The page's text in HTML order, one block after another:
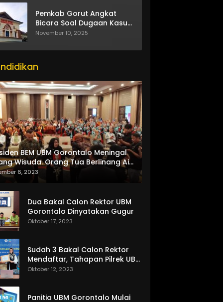
Pemkab Gorut Angkat
Bicara Soal Dugaan Kasus
Asusila Oknum ASN
November 10, 2025
BEM UBM Gorontalo Meningal
Wisuda. Orang Tua Berlinang Air
Menerima SKL dan Pemasangan
6, 2023
Dua Bakal Calon Rektor UBM
Gorontalo Dinyatakan Gugur
Oktober 17, 2023
Sudah 3 Bakal Calon Rektor
Mendaftar, Tahapan Pilrek UBM
Gorontalo Makin Seru
Oktober 12, 2023
Panitia UBM Gorontalo Mulai